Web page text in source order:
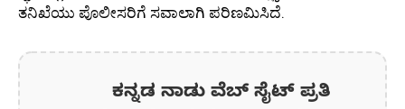
ತನಿಖೆಯು ಪೊಲೀಸರಿಗೆ ಸವಾಲಾಗಿ ಪರಿಣಮಿಸಿದೆ.
ಕನ್ನಡ ನಾಡು ವೆಬ್ ಸೈಟ್ ಪ್ರತಿ